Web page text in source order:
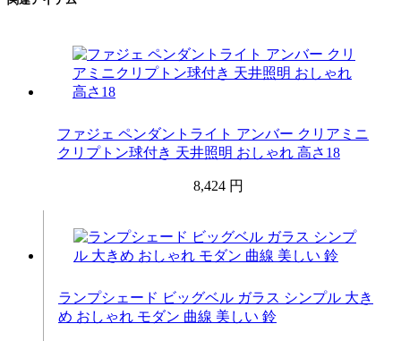
ファジェ ペンダントライト アンバー クリアミニ
クリプトン球付き 天井照明 おしゃれ 高さ18
8,424 円
ランプシェード ビッグベル ガラス シンプル 大き
め おしゃれ モダン 曲線 美しい 鈴